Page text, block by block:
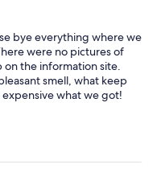
bye everything where we
were no pictures of
on the information site.
smell, what keep
expensive what we got!